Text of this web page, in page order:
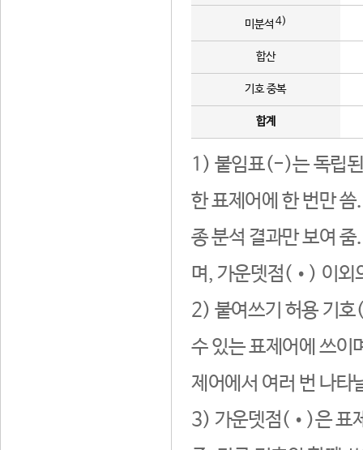
미분석 4)
합산
기호 중복
합계
1) 붙임표(-)는 독립된
한 표제어에 한 번만
종 분석 결과만 보여
며, 가운뎃점(•) 이외
2) 붙여쓰기 허용 기호
수 있는 표제어에 쓰이
제어에서 여러 번 나타
3) 가운뎃점(•)은 표